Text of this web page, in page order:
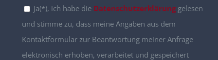
Ja(*), ich habe die Datenschutzerklärunggelesen
und stimme zu, dass meine Angaben aus dem
Kontaktformular zur Beantwortung meiner Anfrage
elektronisch erhoben, verarbeitet und gespeichert